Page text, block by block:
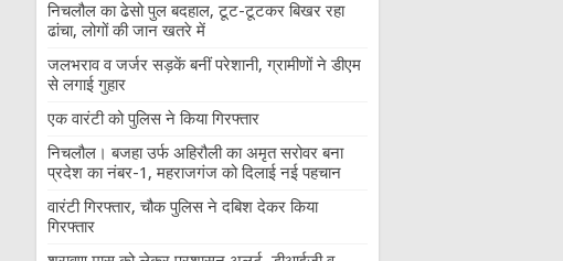
निचलौल का ढेसो पुल बदहाल, टूट-टूटकर बिखर रहा
ढांचा, लोगों की जान खतरे में
जलभराव व जर्जर सड़कें बनीं परेशानी, ग्रामीणों ने डीएम
से लगाई गुहार
एक वारंटी को पुलिस ने किया गिरफ्तार
निचलौल। बजहा उर्फ अहिरौली का अमृत सरोवर बना
प्रदेश का नंबर-1, महराजगंज को दिलाई नई पहचान
वारंटी गिरफ्तार, चौक पुलिस ने दबिश देकर किया
गिरफ्तार